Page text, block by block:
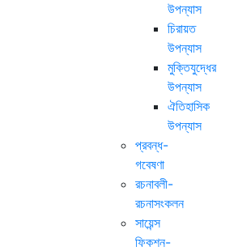
উপন্যাস
চিরায়ত
উপন্যাস
মুক্তিযুদ্ধের
উপন্যাস
ঐতিহাসিক
উপন্যাস
প্রবন্ধ-
গবেষণা
রচনাবলী-
রচনাসংকলন
সায়েন্স
ফিকশন-